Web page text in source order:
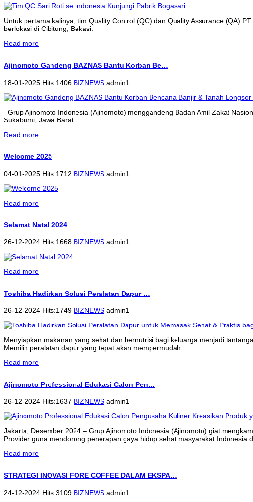
Untuk pertama kalinya, tim Quality Control (QC) dan Quality Assurance (QA)
berlokasi di Cibitung, Bekasi.
Read more
Ajinomoto Gandeng BAZNAS Bantu Korban Be…
18-01-2025 Hits:1406 BIZNEWS admin1
Grup Ajinomoto Indonesia (Ajinomoto) menggandeng Badan Amil Zakat
Sukabumi, Jawa Barat.
Read more
Welcome 2025
04-01-2025 Hits:1712 BIZNEWS admin1
Read more
Selamat Natal 2024
26-12-2024 Hits:1668 BIZNEWS admin1
Read more
Toshiba Hadirkan Solusi Peralatan Dapur …
26-12-2024 Hits:1749 BIZNEWS admin1
Menyiapkan makanan yang sehat dan bernutrisi bagi keluarga menjadi
Memilih peralatan dapur yang tepat akan mempermudah...
Read more
Ajinomoto Professional Edukasi Calon Pen…
26-12-2024 Hits:1637 BIZNEWS admin1
Jakarta, Desember 2024 – Grup Ajinomoto Indonesia (Ajinomoto) giat
Provider guna mendorong penerapan gaya hidup sehat masyarakat Indonesia
Read more
STRATEGI INOVASI FORE COFFEE DALAM EKSPA…
24-12-2024 Hits:3109 BIZNEWS admin1